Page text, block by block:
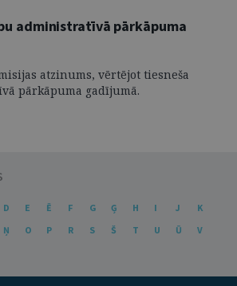
administratīvā pārkāpuma
atzinums, vērtējot tiesneša
pārkāpuma gadījumā.
D E Ē F G Ģ H I J
K
Ņ O P R S Š T U Ū
V